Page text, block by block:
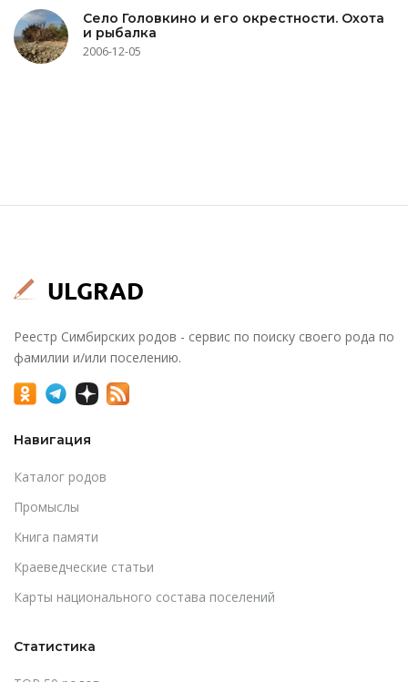
Село Головкино и его окрестности. Охота
и рыбалка
2006-12-05
Реестр Симбирских родов - сервис по поиску своего рода по
фамилии и/или поселению.
Навигация
Каталог родов
Промыслы
Книга памяти
Краеведческие статьи
Карты национального состава поселений
Статистика